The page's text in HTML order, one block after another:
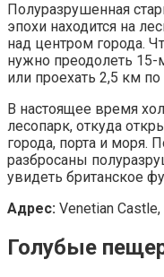
Полуразрушенная
эпохи находится на
над центром города.
нужно преодолеть
или проехать 2,5 км
В настоящее время
лесопарк, откуда
города, порта и моря.
разбросаны
увидеть британское
Адрес: Venetian
Голубые